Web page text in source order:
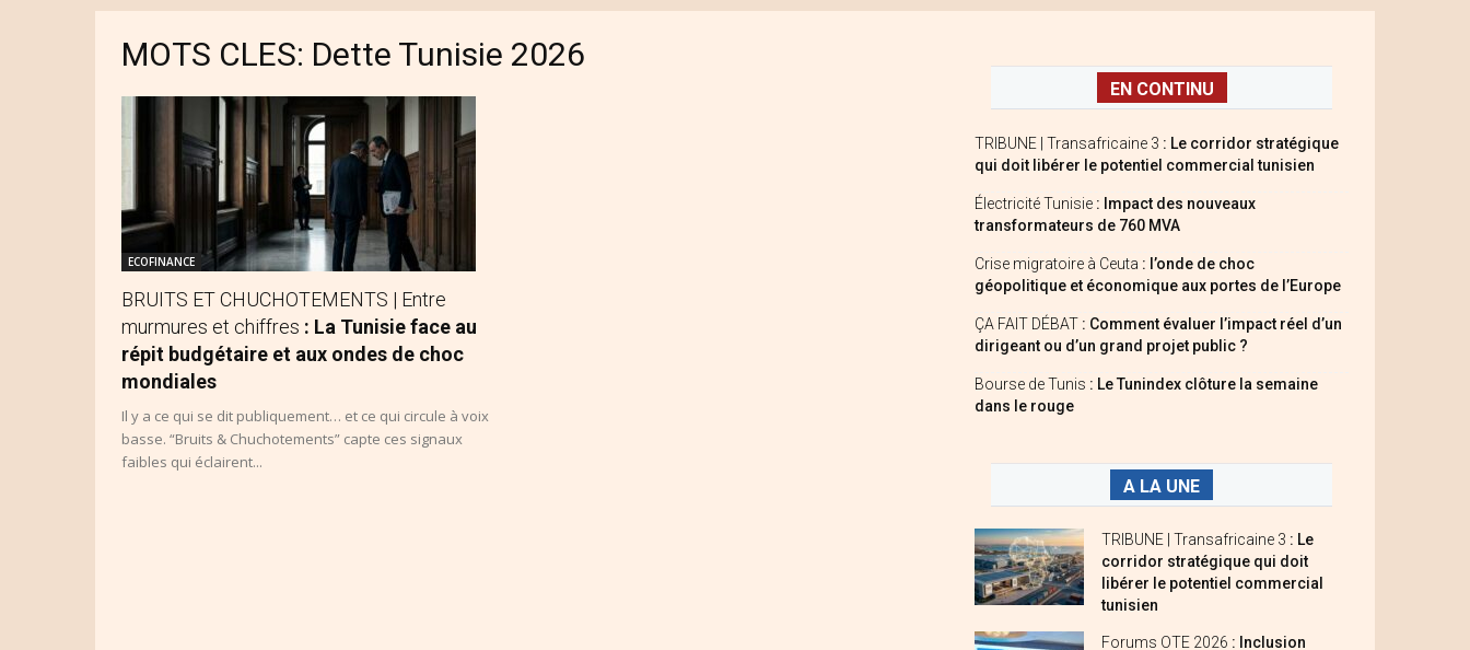
MOTS CLES: Dette Tunisie 2026
ECOFINANCE
BRUITS ET CHUCHOTEMENTS | Entre
murmures et chiffres : La Tunisie face au
répit budgétaire et aux ondes de choc
mondiales
Il y a ce qui se dit publiquement… et ce qui circule à voix
basse. “Bruits & Chuchotements” capte ces signaux
faibles qui éclairent...
EN CONTINU
TRIBUNE | Transafricaine 3 : Le corridor stratégique
qui doit libérer le potentiel commercial tunisien
Électricité Tunisie : Impact des nouveaux
transformateurs de 760 MVA
Crise migratoire à Ceuta : l’onde de choc
géopolitique et économique aux portes de l’Europe
ÇA FAIT DÉBAT : Comment évaluer l’impact réel d’un
dirigeant ou d’un grand projet public ?
Bourse de Tunis : Le Tunindex clôture la semaine
dans le rouge
A LA UNE
TRIBUNE | Transafricaine 3 : Le
corridor stratégique qui doit
libérer le potentiel commercial
tunisien
Forums OTE 2026 : Inclusion